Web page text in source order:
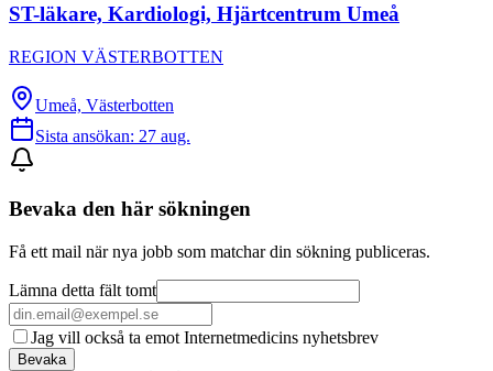
ST-läkare, Kardiologi, Hjärtcentrum Umeå
REGION VÄSTERBOTTEN
Umeå, Västerbotten
Sista ansökan: 27 aug.
Bevaka den här sökningen
Få ett mail när nya jobb som matchar din sökning publiceras.
Lämna detta fält tomt
Jag vill också ta emot Internetmedicins nyhetsbrev
Bevaka